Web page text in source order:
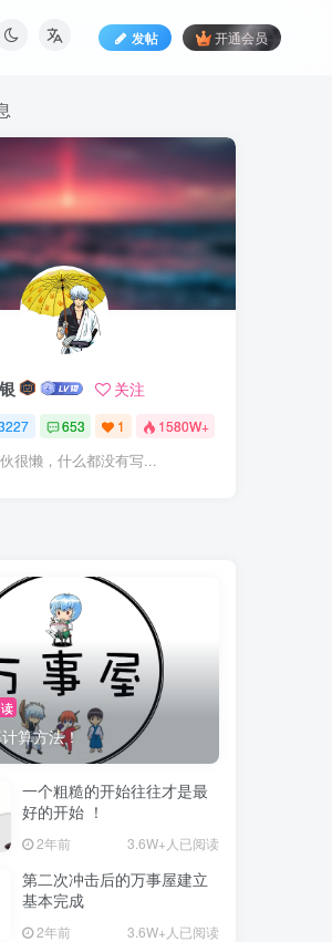
发帖 开通会员
关注
653 1 1580W+
很懒，什么都没有写...
算方法！
一个粗糙的开始往往才是最
好的开始 ！
2年前 3.6W+人已阅读
第二次冲击后的万事屋建立
基本完成
2年前 3.6W+人已阅读